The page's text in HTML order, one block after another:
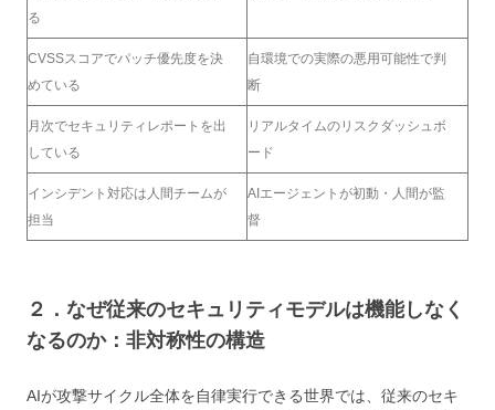
る
CVSSスコアでパッチ優先度を決
めている
自環境での実際の悪用可能性で判
断
月次でセキュリティレポートを出
している
リアルタイムのリスクダッシュボ
ード
インシデント対応は人間チームが
担当
AIエージェントが初動・人間が監
督
２．なぜ従来のセキュリティモデルは機能しなく
なるのか：非対称性の構造
AIが攻撃サイクル全体を自律実行できる世界では、従来のセキ